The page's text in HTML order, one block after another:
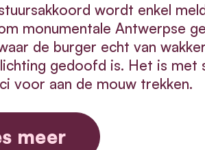
wordt enkel
monumentale Antwerpse
de burger echt van
gedoofd is. Het is met
voor aan de mouw trekken.
meer